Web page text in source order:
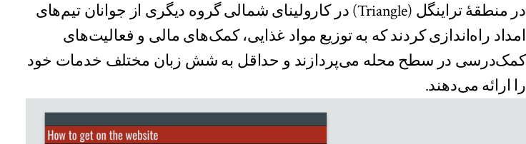
در منطقهٔ تراینگل (Triangle) در کارولینای شمالی گروه دیگری از جوانان تیم‌های
امداد راه‌اندازی کردند که به توزیع مواد غذایی، کمک‌های مالی و فعالیت‌های
کمک‌درسی در سطح محله می‌پردازند و حداقل به شش زبان مختلف خدمات خود
را ارائه می‌دهند.